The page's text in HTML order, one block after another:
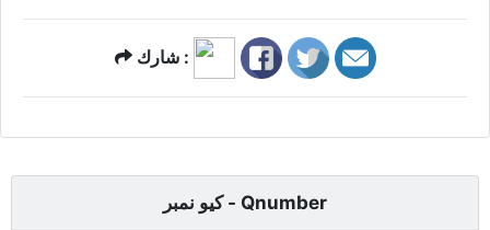
شارك :
كيو نمبر - Qnumber